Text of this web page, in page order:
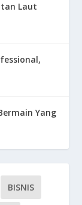
Laut
Yang
BISNIS